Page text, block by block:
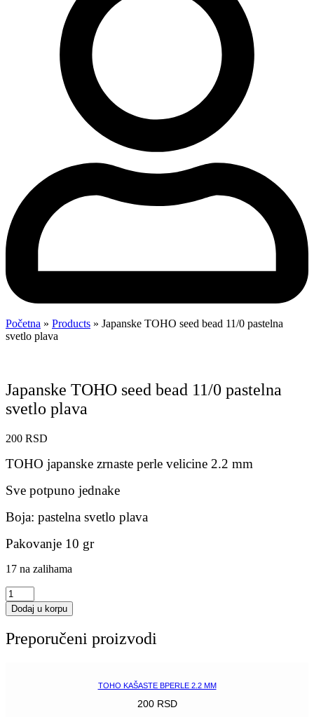
Početna » Products » Japanske TOHO seed bead 11/0 pastelna
svetlo plava
Japanske TOHO seed bead 11/0 pastelna
svetlo plava
200 RSD
TOHO japanske zrnaste perle velicine 2.2 mm
Sve potpuno jednake
Boja: pastelna svetlo plava
Pakovanje 10 gr
17 na zalihama
Japanske
TOHO
seed
11/0
Dodaj u korpu
Preporučeni proizvodi
TOHO KAŠASTE BPERLE 2.2 MM
200 RSD